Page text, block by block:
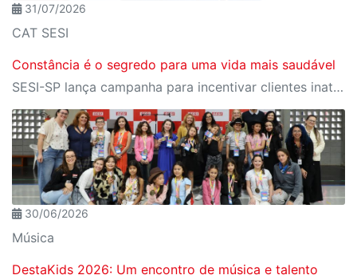
31/07/2026
CAT SESI
Constância é o segredo para uma vida mais saudável
SESI-SP lança campanha para incentivar clientes inativos a retomarem a prática de atividades físicas, esporte e lazer com benefícios exclusivos
30/06/2026
Música
DestaKids 2026: Um encontro de música e talento